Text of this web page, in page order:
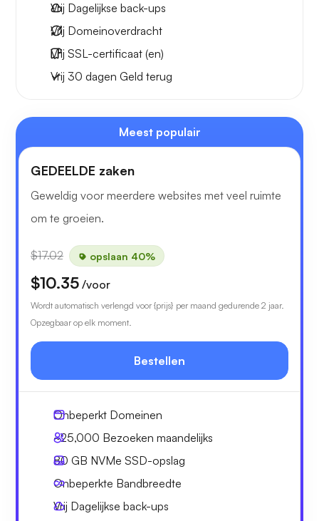
Vrij Dagelijkse back-ups
Vrij Domeinoverdracht
Vrij SSL-certificaat (en)
Vrij 30 dagen Geld terug
Meest populair
GEDEELDE zaken
Geweldig voor meerdere websites met veel ruimte
om te groeien.
$17.02 opslaan 40%
$10.35 /voor
Wordt automatisch verlengd voor {prijs} per maand gedurende 2 jaar.
Opzegbaar op elk moment.
Bestellen
Onbeperkt Domeinen
~25,000 Bezoeken maandelijks
80 GB NVMe SSD-opslag
Onbeperkte Bandbreedte
Vrij Dagelijkse back-ups